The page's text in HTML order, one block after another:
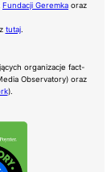
Fundacji Geremka oraz
tutaj.
organizacje fact-
Observatory) oraz
).